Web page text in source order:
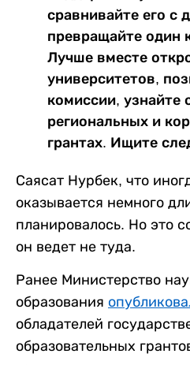
сравнивайте его с
превращайте один
Лучше вместе
университетов,
комиссии, узнайте
региональных и
грантах. Ищите
Саясат Нурбек, что
оказывается немного
планировалось. Но это
он ведет не туда.
Ранее Министерство
образования
обладателей
образовательных